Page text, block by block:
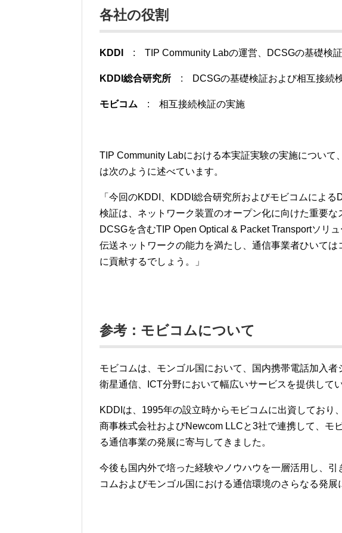
各社の役割
KDDI : TIP Community Labの運営、DCSGの基礎検
KDDI総合研究所 : DCSGの基礎検証および相互接続
モビコム : 相互接続検証の実施
TIP Community Labにおける本実証実験の実施について
は次のように述べています。
「今回のKDDI、KDDI総合研究所およびモビコムによ
検証は、ネットワーク装置のオープン化に向けた重要な
DCSGを含むTIP Open Optical & Packet Transportソリ
伝送ネットワークの能力を満たし、通信事業者ひいて
に貢献するでしょう。」
参考：モビコムについて
モビコムは、モンゴル国において、国内携帯電話加入者
衛星通信、ICT分野において幅広いサービスを提供して
KDDIは、1995年の設立時からモビコムに出資しており
商事株式会社およびNewcom LLCと3社で連携して、モ
る通信事業の発展に寄与してきました。
今後も国内外で培った経験やノウハウを一層活用し、
コムおよびモンゴル国における通信環境のさらなる発展